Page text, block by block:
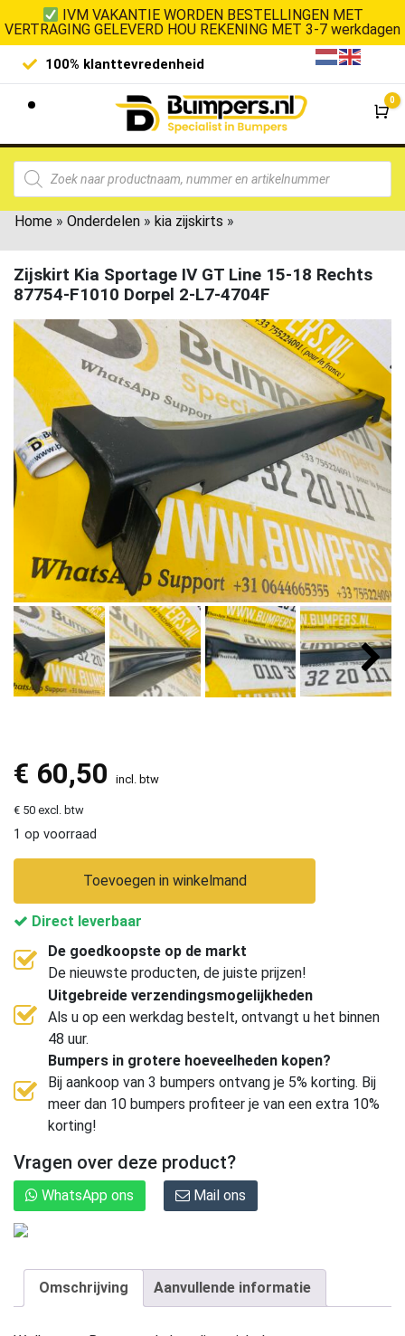
IVM VAKANTIE WORDEN BESTELLINGEN MET
VERTRAGING GELEVERD HOU REKENING MET 3-7 werkdagen
100% klanttevredenheid
0
Home » Onderdelen » kia zijskirts »
Zijskirt Kia Sportage IV GT Line 15-18 Rechts
87754-F1010 Dorpel 2-L7-4704F
€ 60,50 incl. btw
€ 50 excl. btw
1 op voorraad
Toevoegen in winkelmand
Direct leverbaar
De goedkoopste op de markt
De nieuwste producten, de juiste prijzen!
Uitgebreide verzendingsmogelijkheden
Als u op een werkdag bestelt, ontvangt u het binnen
48 uur.
Bumpers in grotere hoeveelheden kopen?
Bij aankoop van 3 bumpers ontvang je 5% korting. Bij
meer dan 10 bumpers profiteer je van een extra 10%
korting!
Vragen over deze product?
WhatsApp ons Mail ons
Omschrijving Aanvullende informatie